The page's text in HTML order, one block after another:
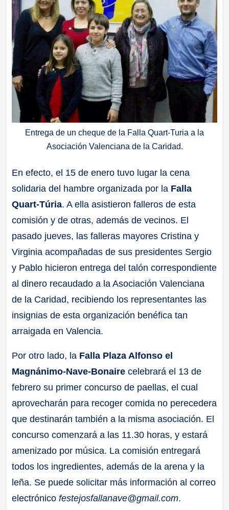
Entrega de un cheque de la Falla Quart-Turia a la
Asociación Valenciana de la Caridad.
En efecto, el 15 de enero tuvo lugar la cena
solidaria del hambre organizada por la Falla
Quart-Túria. A ella asistieron falleros de esta
comisión y de otras, además de vecinos. El
pasado jueves, las falleras mayores Cristina y
Virginia acompañadas de sus presidentes Sergio
y Pablo hicieron entrega del talón correspondiente
al dinero recaudado a la Asociación Valenciana
de la Caridad, recibiendo los representantes las
insignias de esta organización benéfica tan
arraigada en Valencia.
Por otro lado, la Falla Plaza Alfonso el
Magnánimo-Nave-Bonaire celebrará el 13 de
febrero su primer concurso de paellas, el cual
aprovecharán para recoger comida no perecedera
que destinarán también a la misma asociación. El
concurso comenzará a las 11.30 horas, y estará
amenizado por música. La comisión entregará
todos los ingredientes, además de la arena y la
leña. Se puede solicitar más información al correo
electrónicofestejosfallanave@gmail.com.